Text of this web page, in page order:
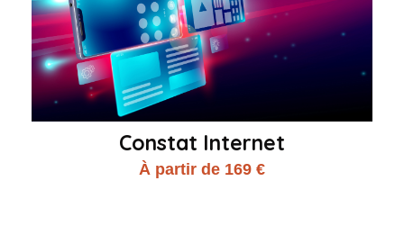
Constat Internet
À partir de 169 €